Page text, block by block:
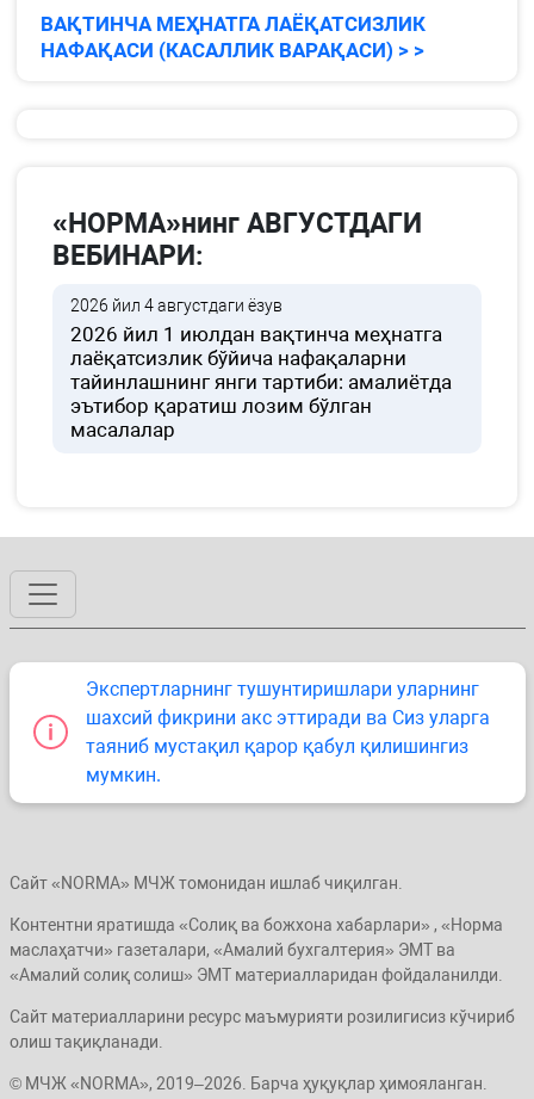
ВАҚТИНЧА МЕҲНАТГА ЛАЁҚАТСИЗЛИК
НАФАҚАСИ (КАСАЛЛИК ВАРАҚАСИ) > >
«НОРМА»нинг АВГУСТДАГИ
ВЕБИНАРИ:
2026 йил 4 августдаги ёзув
2026 йил 1 июлдан вақтинча меҳнатга
лаёқатсизлик бўйича нафақаларни
тайинлашнинг янги тартиби: амалиётда
эътибор қаратиш лозим бўлган
масалалар
Экспертларнинг тушунтиришлари уларнинг
шахсий фикрини акс эттиради ва Сиз уларга
таяниб мустақил қарор қабул қилишингиз
мумкин.
Сайт «NORMA» МЧЖ томонидан ишлаб чиқилган.
Контентни яратишда «Солиқ ва божхона хабарлари» , «Норма
маслаҳатчи» газеталари, «Амалий бухгалтерия» ЭМТ ва
«Амалий солиқ солиш» ЭМТ материалларидан фойдаланилди.
Сайт материалларини ресурс маъмурияти розилигисиз кўчириб
олиш тақиқланади.
© МЧЖ «NORMA», 2019–2026. Барча ҳуқуқлар ҳимояланган.